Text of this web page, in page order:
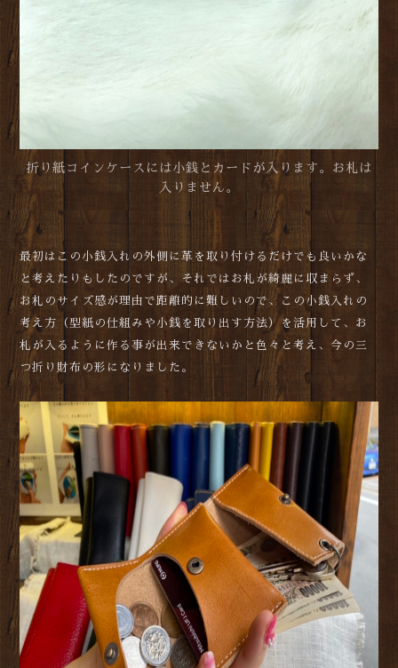
折り紙コインケースには小銭とカードが入ります。お札は
入りません。
最初はこの小銭入れの外側に革を取り付けるだけでも良いかな
と考えたりもしたのですが、それではお札が綺麗に収まらず、
お札のサイズ感が理由で距離的に難しいので、この小銭入れの
考え方（型紙の仕組みや小銭を取り出す方法）を活用して、お
札が入るように作る事が出来できないかと色々と考え、今の三
つ折り財布の形になりました。